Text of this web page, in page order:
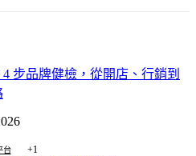
步品牌健檢，從開店、行銷到
台 +1